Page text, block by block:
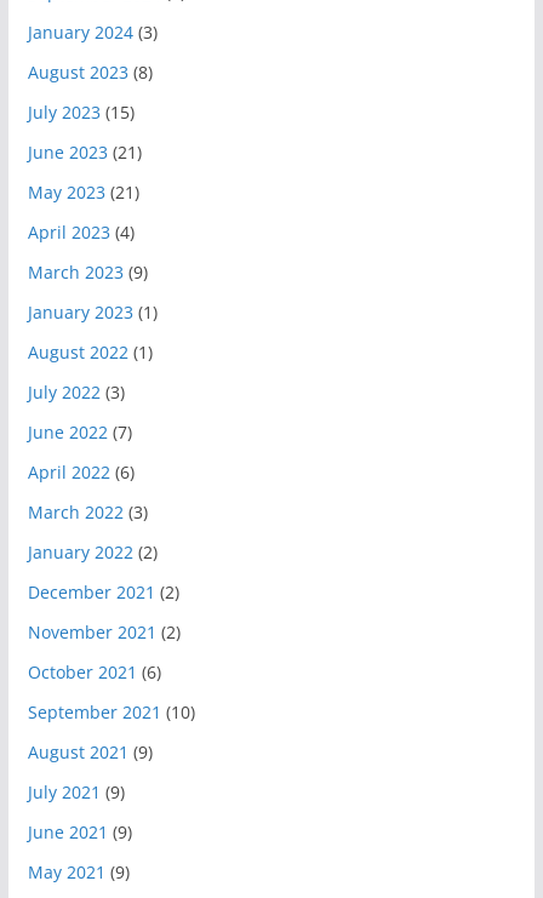
January 2024(3)
August 2023 (8)
July 2023 (15)
June 2023 (21)
May 2023 (21)
April 2023 (4)
March 2023 (9)
January 2023 (1)
August 2022 (1)
July 2022 (3)
June 2022 (7)
April 2022 (6)
March 2022 (3)
January 2022 (2)
December 2021 (2)
November 2021 (2)
October 2021 (6)
September 2021 (10)
August 2021 (9)
July 2021 (9)
June 2021 (9)
May 2021 (9)